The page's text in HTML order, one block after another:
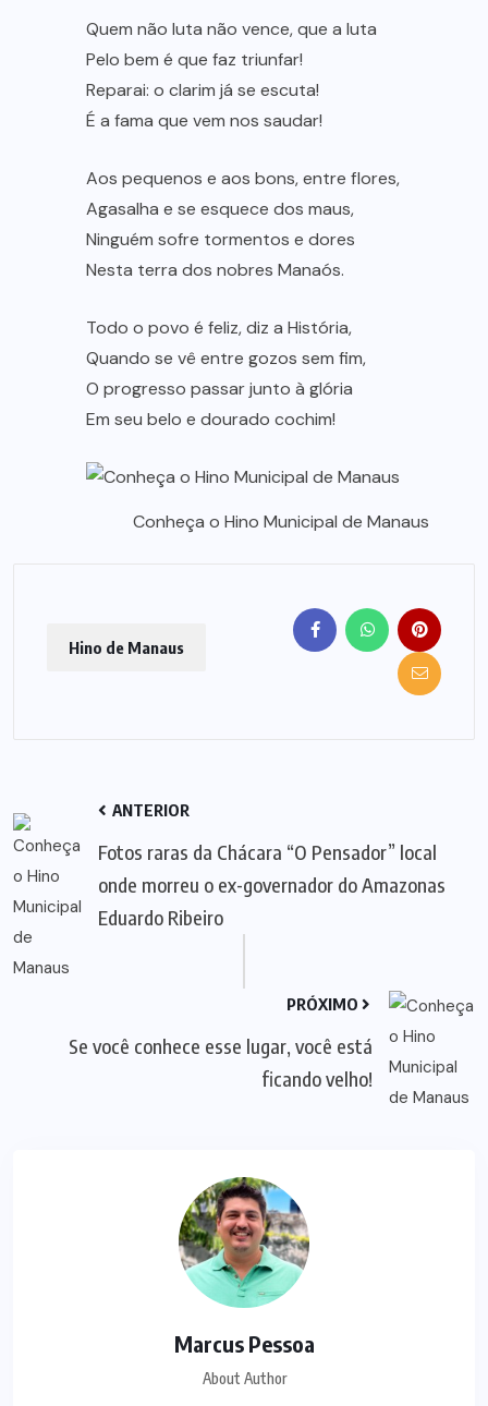
Quem não luta não vence, que a luta
Pelo bem é que faz triunfar!
Reparai: o clarim já se escuta!
É a fama que vem nos saudar!
Aos pequenos e aos bons, entre flores,
Agasalha e se esquece dos maus,
Ninguém sofre tormentos e dores
Nesta terra dos nobres Manaós.
Todo o povo é feliz, diz a História,
Quando se vê entre gozos sem fim,
O progresso passar junto à glória
Em seu belo e dourado cochim!
Conheça o Hino Municipal de Manaus
Hino de Manaus
ANTERIOR
Fotos raras da Chácara “O Pensador” local
onde morreu o ex-governador do Amazonas
Eduardo Ribeiro
PRÓXIMO
Se você conhece esse lugar, você está
ficando velho!
Marcus Pessoa
About Author